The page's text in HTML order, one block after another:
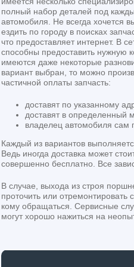
полный набор деталей под
автомобиля. Не всегда хочется
ездить по городу в поисках
что предоставляет интернет. В
способны предоставить нужную
имеются даже некоторые
вариант выбран, то можно
частичной оплаты запчасть:
доставят по указанному
доставят в определенный
владелец автомобиля сам
Каждый из вариантов
Ведь иногда доставка может
совершенно бесплатно. Все
В случае, выхода из строя
проточить или отремонтировать
кому обращаться. Сервисные
могут хорошо нажиться на